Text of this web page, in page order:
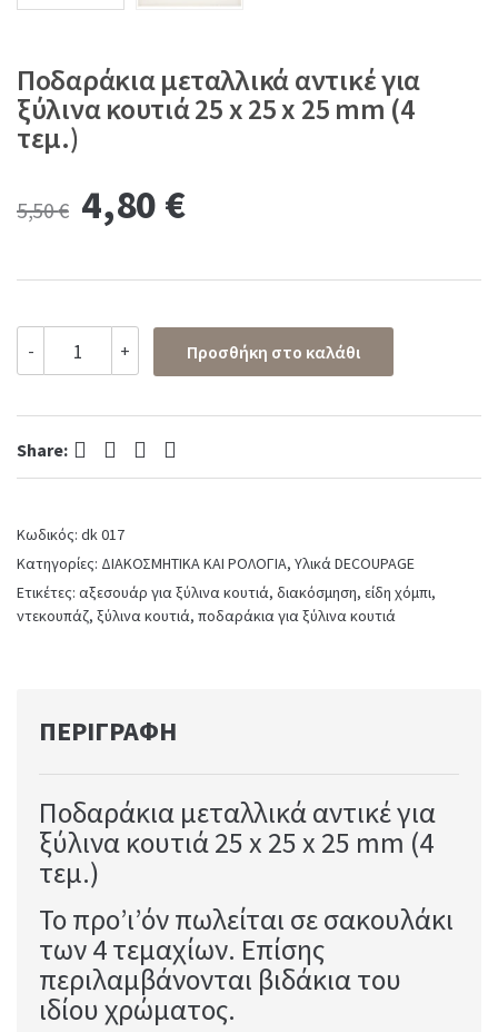
Ποδαράκια μεταλλικά αντικέ για
ξύλινα κουτιά 25 x 25 x 25 mm (4
τεμ.)
5,50€ Original
was:
5,50 €.
4,80 €Current
is:
4,80 €.
-
μεταλλικά
αντικέ
κουτιά
x
25
mm
(4
τεμ.)
+ Προσθήκη στο καλάθι
Share: Facebook Twitter Pinterest LinkedIn
Κωδικός: dk 017
Κατηγορίες: ΔΙΑΚΟΣΜΗΤΙΚΑ ΚΑΙ ΡΟΛΟΓΙΑ, Υλικά DECOUPAGE
Ετικέτες: αξεσουάρ για ξύλινα κουτιά, διακόσμηση, είδη χόμπι,
ντεκουπάζ, ξύλινα κουτιά, ποδαράκια για ξύλινα κουτιά
ΠΕΡΙΓΡΑΦΉ
Ποδαράκια μεταλλικά αντικέ για
ξύλινα κουτιά 25 x 25 x 25 mm (4
τεμ.)
Το προ’ι’όν πωλείται σε σακουλάκι
των 4 τεμαχίων. Επίσης
περιλαμβάνονται βιδάκια του
ιδίου χρώματος.